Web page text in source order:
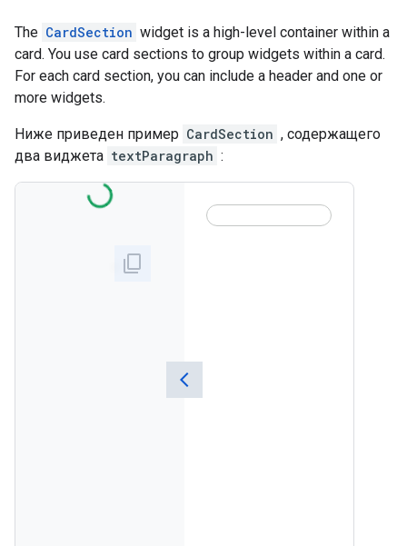
The CardSection widget is a high-level container within a
card. You use card sections to group widgets within a card.
For each card section, you can include a header and one or
more widgets.
Ниже приведен пример CardSection , содержащего
два виджета textParagraph :